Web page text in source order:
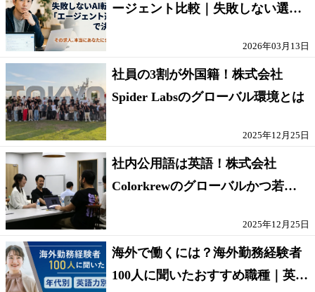
ージェント比較｜失敗しない選び
2026年03月13日
社員の3割が外国籍！株式会社
Spider Labsのグローバル環境とは
2025年12月25日
社内公用語は英語！株式会社
Colorkrewのグローバルかつ若手
2025年12月25日
海外で働くには？海外勤務経験者
100人に聞いたおすすめ職種｜英語